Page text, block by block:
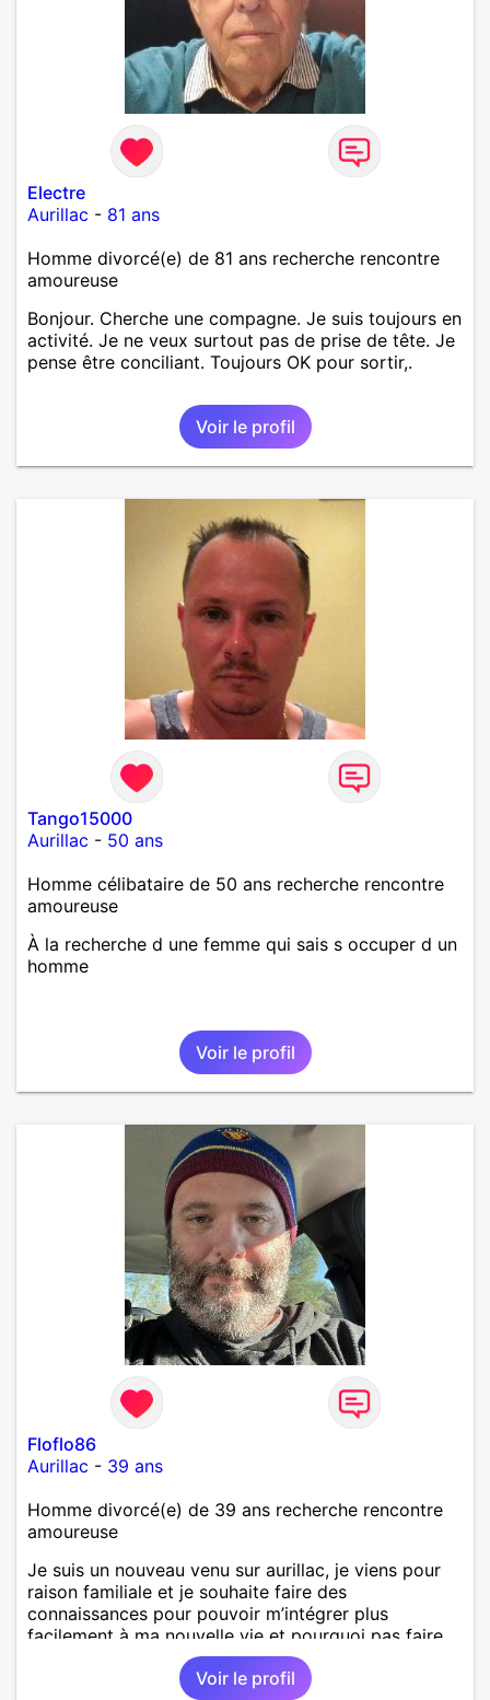
Electre
Aurillac - 81 ans
Homme divorcé(e) de 81 ans recherche rencontre
amoureuse
Bonjour. Cherche une compagne. Je suis toujours en
activité. Je ne veux surtout pas de prise de tête. Je
pense être conciliant. Toujours OK pour sortir,.
Voir le profil
Tango15000
Aurillac - 50 ans
Homme célibataire de 50 ans recherche rencontre
amoureuse
À la recherche d une femme qui sais s occuper d un
homme
Voir le profil
Floflo86
Aurillac - 39 ans
Homme divorcé(e) de 39 ans recherche rencontre
amoureuse
Je suis un nouveau venu sur aurillac, je viens pour
raison familiale et je souhaite faire des
connaissances pour pouvoir m’intégrer plus
facilement à ma nouvelle vie et pourquoi pas faire
une belle rencontre et enfin trouver le bonheur avec
Voir le profil